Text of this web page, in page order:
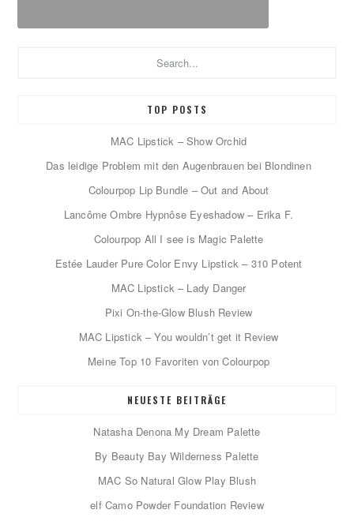
TOP POSTS
MAC Lipstick – Show Orchid
Das leidige Problem mit den Augenbrauen bei Blondinen
Colourpop Lip Bundle – Out and About
Lancôme Ombre Hypnôse Eyeshadow – Erika F.
Colourpop All I see is Magic Palette
Estée Lauder Pure Color Envy Lipstick – 310 Potent
MAC Lipstick – Lady Danger
Pixi On-the-Glow Blush Review
MAC Lipstick – You wouldn’t get it Review
Meine Top 10 Favoriten von Colourpop
NEUESTE BEITRÄGE
Natasha Denona My Dream Palette
By Beauty Bay Wilderness Palette
MAC So Natural Glow Play Blush
elf Camo Powder Foundation Review